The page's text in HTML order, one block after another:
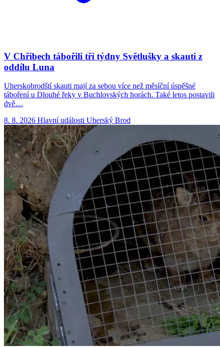
V Chřibech tábořili tři týdny Světlušky a skauti z
oddílu Luna
Uherskobrodští skauti mají za sebou více než měsíční úspěšné
táboření u Dlouhé řeky v Buchlovských horách. Také letos postavili
dvě…
8. 8. 2026 Hlavní události Uherský Brod